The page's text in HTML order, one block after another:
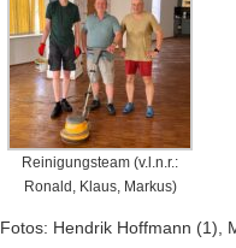
Reinigungsteam (v.l.n.r.:
Ronald, Klaus, Markus)
Fotos: Hendrik Hoffmann (1),